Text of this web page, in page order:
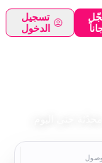
تسجيل
الدخول